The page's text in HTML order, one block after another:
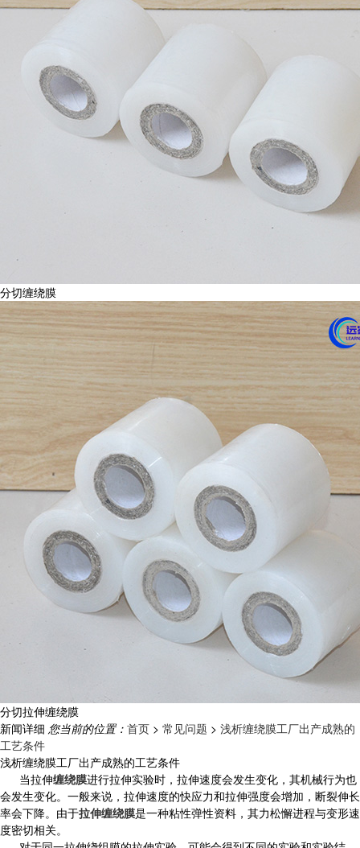
分切缠绕膜
分切拉伸缠绕膜
新闻详细 您当前的位置： 首页 > 常见问题 > 浅析缠绕膜工厂出产成熟的
工艺条件
浅析缠绕膜工厂出产成熟的工艺条件
当拉伸缠绕膜进行拉伸实验时，拉伸速度会发生变化，其机械行为也
会发生变化。一般来说，拉伸速度的快应力和拉伸强度会增加，断裂伸长
率会下降。由于拉伸缠绕膜是一种粘性弹性资料，其力松懈进程与变形速
度密切相关。